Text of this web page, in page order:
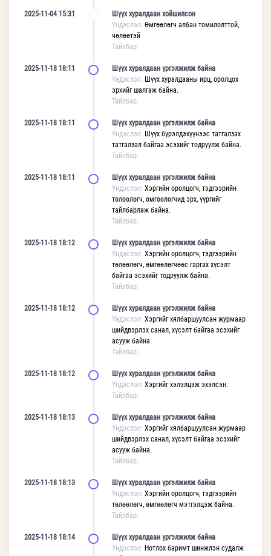
2025-11-04 15:31
Шүүх хуралдаан хойшилсон
Үндэслэл: Өмгөөлөгч албан томилолттой,
чөлөөтэй
Тайлбар:
2025-11-18 18:11
Шүүх хуралдаан үргэлжилж байна
Үндэслэл: Шүүх хуралдааны ирц, оролцох
эрхийг шалгаж байна.
Тайлбар:
2025-11-18 18:11
Шүүх хуралдаан үргэлжилж байна
Үндэслэл: Шүүх бүрэлдэхүүнээс татгалзах
татгалзал байгаа эсэхийг тодруулж байна.
Тайлбар:
2025-11-18 18:11
Шүүх хуралдаан үргэлжилж байна
Үндэслэл: Хэргийн оролцогч, тэдгээрийн
төлөөлөгч, өмгөөлөгчид эрх, үүргийг
тайлбарлаж байна.
Тайлбар:
2025-11-18 18:12
Шүүх хуралдаан үргэлжилж байна
Үндэслэл: Хэргийн оролцогч, тэдгээрийн
төлөөлөгч, өмгөөлөгчөөс гаргах хүсэлт
байгаа эсэхийг тодруулж байна.
Тайлбар:
2025-11-18 18:12
Шүүх хуралдаан үргэлжилж байна
Үндэслэл: Хэргийг хялбаршуулсан журмаар
шийдвэрлэх санал, хүсэлт байгаа эсэхийг
асууж байна.
Тайлбар:
2025-11-18 18:12
Шүүх хуралдаан үргэлжилж байна
Үндэслэл: Хэргийг хэлэлцэж эхэлсэн.
Тайлбар:
2025-11-18 18:13
Шүүх хуралдаан үргэлжилж байна
Үндэслэл: Хэргийг хялбаршуулсан журмаар
шийдвэрлэх санал, хүсэлт байгаа эсэхийг
асууж байна.
Тайлбар:
2025-11-18 18:13
Шүүх хуралдаан үргэлжилж байна
Үндэслэл: Хэргийн оролцогч, тэдгээрийн
төлөөлөгч, өмгөөлөгч мэтгэлцэж байна.
Тайлбар:
2025-11-18 18:14
Шүүх хуралдаан үргэлжилж байна
Үндэслэл: Нотлох баримт шинжлэн судалж